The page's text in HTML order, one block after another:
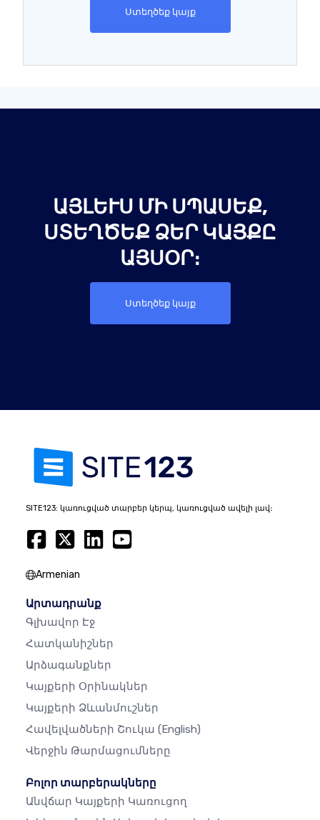
Ստեղծեք կայք
ԱՅԼԵՒՍ ՄԻ ՍՊԱՍԵՔ, Ս
ՏԵՂԾԵՔ ՁԵՐ ԿԱՅՔԸ Ա
ՅՍՕՐ։
Ստեղծեք կայք
SITE123: կառուցված տարբեր կերպ, կառուցված ավելի լավ։
Armenian
Արտադրանք
Գլխավոր Էջ
Հատկանիշներ
Արձագանքներ
Կայքերի Օրինակներ
Կայքերի Ձևանմուշներ
Հավելվածների Շուկա (English)
Վերջին Թարմացումները
Բոլոր տարբերակները
Անվճար Կայքերի Կառուցող